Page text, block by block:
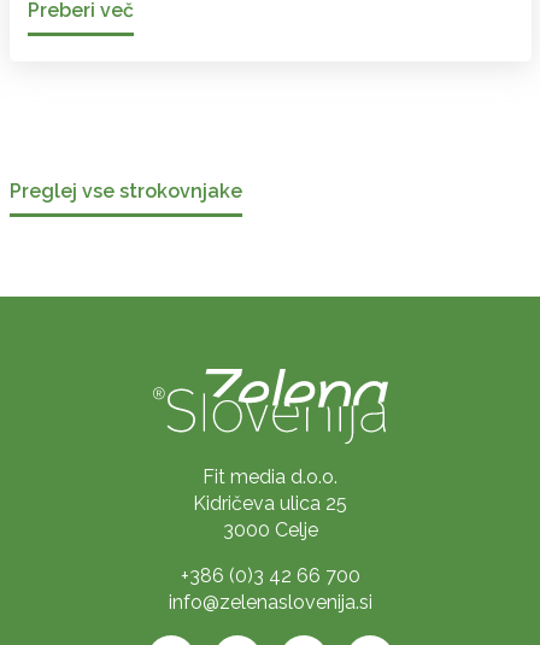
Preberi več
Preglej vse strokovnjake
Fit media d.o.o.
Kidričeva ulica 25
3000 Celje
+386 (0)3 42 66 700
info@zelenaslovenija.si